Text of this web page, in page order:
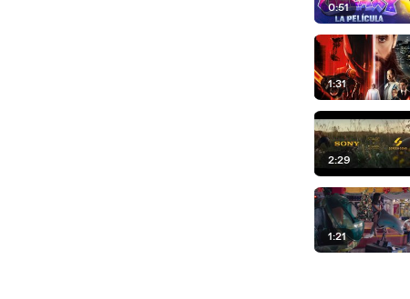
0:51
1:31
2:29
1:21